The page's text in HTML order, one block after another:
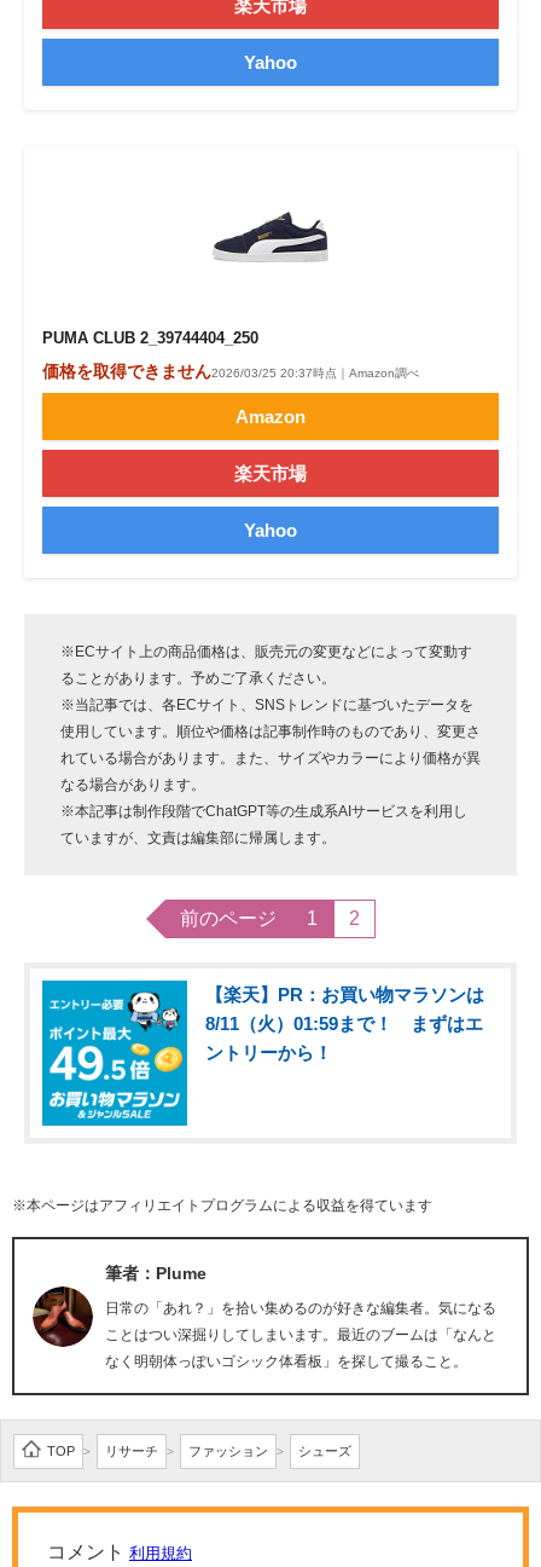
楽天市場
Yahoo
PUMA CLUB 2_39744404_250
価格を取得できません2026/03/25 20:37時点｜Amazon調べ
Amazon
楽天市場
Yahoo
※ECサイト上の商品価格は、販売元の変更などによって変動す
ることがあります。予めご了承ください。
※当記事では、各ECサイト、SNSトレンドに基づいたデータを
使用しています。順位や価格は記事制作時のものであり、変更さ
れている場合があります。また、サイズやカラーにより価格が異
なる場合があります。
※本記事は制作段階でChatGPT等の生成系AIサービスを利用し
ていますが、文責は編集部に帰属します。
前のページ 1 2
【楽天】PR：お買い物マラソンは
8/11（火）01:59まで！ まずはエ
ントリーから！
※本ページはアフィリエイトプログラムによる収益を得ています
筆者：Plume
日常の「あれ？」を拾い集めるのが好きな編集者。気になる
ことはつい深掘りしてしまいます。最近のブームは「なんと
なく明朝体っぽいゴシック体看板」を探して撮ること。
TOP > リサーチ > ファッション > シューズ